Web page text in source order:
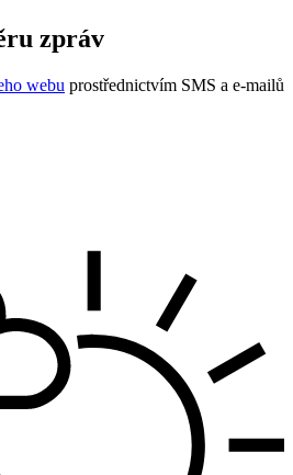
zpráv
webu prostřednictvím SMS a e-mailů